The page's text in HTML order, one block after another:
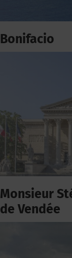
Bonifacio
Monsieur
de Vendée